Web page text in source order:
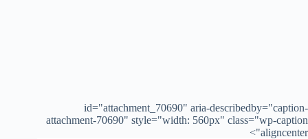
id="attachment_70690" aria-describedby="caption-
attachment-70690" style="width: 560px" class="wp-caption
aligncenter">